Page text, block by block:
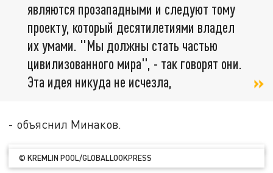
являются прозападными и следуют тому
проекту, который десятилетиями владел
их умами. "Мы должны стать частью
цивилизованного мира", - так говорят они.
Эта идея никуда не исчезла,
- объяснил Минаков.
© KREMLIN POOL/GLOBALLOOKPRESS